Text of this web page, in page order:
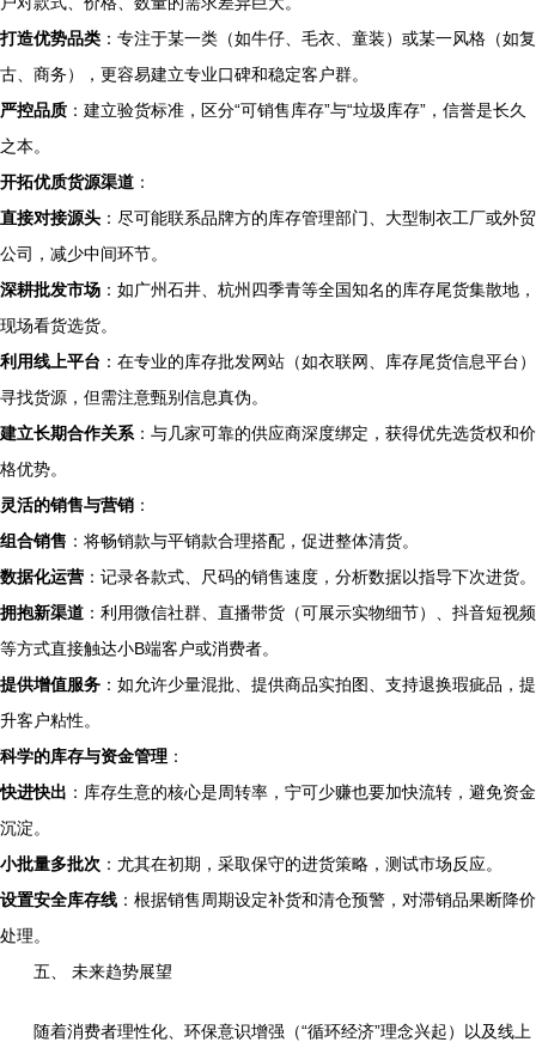
打造优势品类 ：专注于某一类（如牛仔、毛衣、童装）或某一风格（如复
古、商务），更容易建立专业口碑和稳定客户群。
严控品质 ：建立验货标准，区分“可销售库存”与“垃圾库存”，信誉是长久
之本。
开拓优质货源渠道 ：
直接对接源头 ：尽可能联系品牌方的库存管理部门、大型制衣工厂或外贸
公司，减少中间环节。
深耕批发市场 ：如广州石井、杭州四季青等全国知名的库存尾货集散地，
现场看货选货。
利用线上平台 ：在专业的库存批发网站（如衣联网、库存尾货信息平台）
寻找货源，但需注意甄别信息真伪。
建立长期合作关系 ：与几家可靠的供应商深度绑定，获得优先选货权和价
格优势。
灵活的销售与营销 ：
组合销售 ：将畅销款与平销款合理搭配，促进整体清货。
数据化运营 ：记录各款式、尺码的销售速度，分析数据以指导下次进货。
拥抱新渠道 ：利用微信社群、直播带货（可展示实物细节）、抖音短视频
等方式直接触达小B端客户或消费者。
提供增值服务 ：如允许少量混批、提供商品实拍图、支持退换瑕疵品，提
升客户粘性。
科学的库存与资金管理 ：
快进快出 ：库存生意的核心是周转率，宁可少赚也要加快流转，避免资金
沉淀。
小批量多批次 ：尤其在初期，采取保守的进货策略，测试市场反应。
设置安全库存线 ：根据销售周期设定补货和清仓预警，对滞销品果断降价
处理。
五、 未来趋势展望
随着消费者理性化、环保意识增强（“循环经济”理念兴起）以及线上